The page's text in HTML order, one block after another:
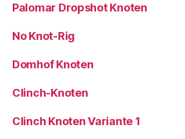
Palomar Dropshot Knoten
No Knot-Rig
Domhof Knoten
Clinch-Knoten
Clinch Knoten Variante 1